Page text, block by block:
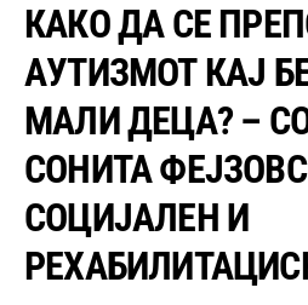
КАКО ДА СЕ
АУТИЗМОТ КАЈ
МАЛИ ДЕЦА? –
СОНИТА
СОЦИЈАЛЕН И